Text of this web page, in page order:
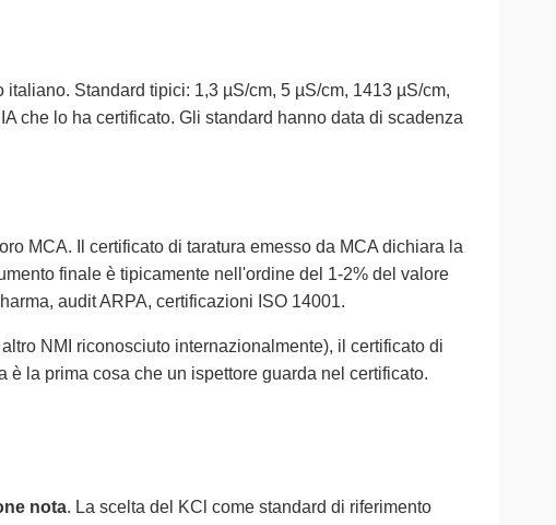
Standard tipici: 1,3 µS/cm, 5 µS/cm, 1413 µS/cm,
che lo ha certificato. Gli standard hanno data di scadenza
MCA. Il certificato di taratura emesso da MCA dichiara la
finale è tipicamente nell'ordine del 1-2% del valore
audit ARPA, certificazioni ISO 14001.
NMI riconosciuto internazionalmente), il certificato di
la prima cosa che un ispettore guarda nel certificato.
nota. La scelta del KCl come standard di riferimento